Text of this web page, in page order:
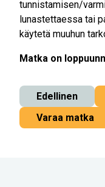
tunnistamisen/
lunastettaessa tai
käytetä muuhun
Matka on
Edellinen
Varaa matka